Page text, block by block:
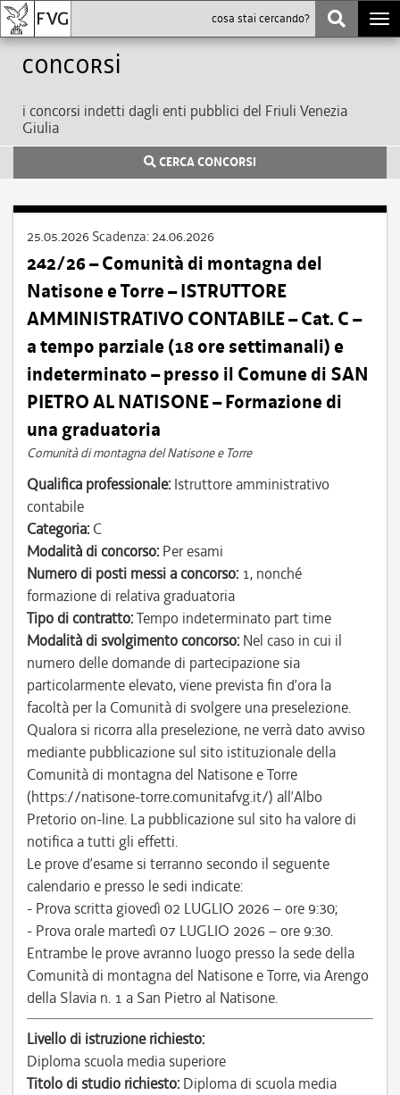
Concorsi
i concorsi indetti dagli enti pubblici del Friuli Venezia
Giulia
CERCA CONCORSI
25.05.2026 Scadenza: 24.06.2026
242/26 – Comunità di montagna del
Natisone e Torre – ISTRUTTORE
AMMINISTRATIVO CONTABILE – Cat. C –
a tempo parziale (18 ore settimanali) e
indeterminato – presso il Comune di SAN
PIETRO AL NATISONE – Formazione di
una graduatoria
Comunità di montagna del Natisone e Torre
Qualifica professionale: Istruttore amministrativo
contabile
Categoria: C
Modalità di concorso: Per esami
Numero di posti messi a concorso: 1, nonché
formazione di relativa graduatoria
Tipo di contratto:Tempo indeterminato part time
Modalità di svolgimento concorso: Nel caso in cui il
numero delle domande di partecipazione sia
particolarmente elevato, viene prevista fin d’ora la
facoltà per la Comunità di svolgere una preselezione.
Qualora si ricorra alla preselezione, ne verrà dato avviso
mediante pubblicazione sul sito istituzionale della
Comunità di montagna del Natisone e Torre
(https://natisone-torre.comunitafvg.it/) all’Albo
Pretorio on-line. La pubblicazione sul sito ha valore di
notifica a tutti gli effetti.
Le prove d’esame si terranno secondo il seguente
calendario e presso le sedi indicate:
- Prova scritta giovedì 02 LUGLIO 2026 – ore 9:30;
- Prova orale martedì 07 LUGLIO 2026 – ore 9:30.
Entrambe le prove avranno luogo presso la sede della
Comunità di montagna del Natisone e Torre, via Arengo
della Slavia n. 1 a San Pietro al Natisone.
Livello di istruzione richiesto:
Diploma scuola media superiore
Titolo di studio richiesto: Diploma di scuola media